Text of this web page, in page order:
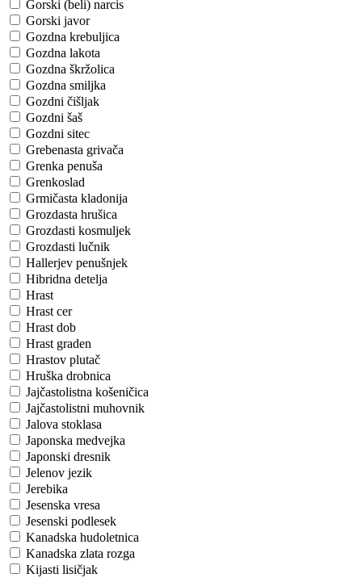
Gorski (beli) narcis
Gorski javor
Gozdna krebuljica
Gozdna lakota
Gozdna škržolica
Gozdna smiljka
Gozdni čišljak
Gozdni šaš
Gozdni sitec
Grebenasta grivača
Grenka penuša
Grenkoslad
Grmičasta kladonija
Grozdasta hrušica
Grozdasti kosmuljek
Grozdasti lučnik
Hallerjev penušnjek
Hibridna detelja
Hrast
Hrast cer
Hrast dob
Hrast graden
Hrastov plutač
Hruška drobnica
Jajčastolistna košeničica
Jajčastolistni muhovnik
Jalova stoklasa
Japonska medvejka
Japonski dresnik
Jelenov jezik
Jerebika
Jesenska vresa
Jesenski podlesek
Kanadska hudoletnica
Kanadska zlata rozga
Kijasti lisičjak